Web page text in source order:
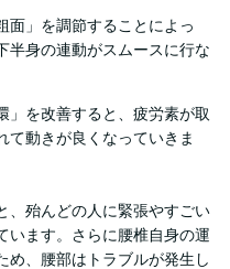
面」を調節することによっ
半身の連動がスムースに行な
」を改善すると、疲労素が取
て動きが良くなっていきま
、殆んどの人に緊張やすごい
います。さらに腰椎自身の運
め、腰部はトラブルが発生し